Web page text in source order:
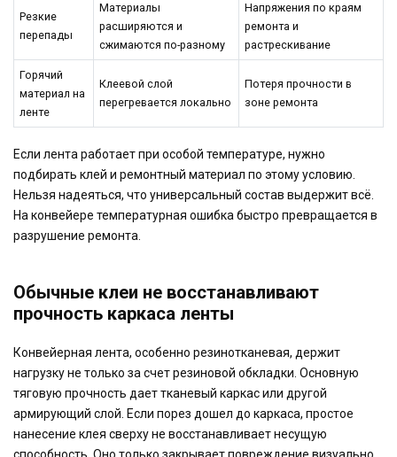
Резкие
перепады
Материалы
расширяются и
сжимаются по-разному
Напряжения по краям
ремонта и
растрескивание
Горячий
материал на
ленте
Клеевой слой
перегревается локально
Потеря прочности в
зоне ремонта
Если лента работает при особой температуре, нужно
подбирать клей и ремонтный материал по этому условию.
Нельзя надеяться, что универсальный состав выдержит всё.
На конвейере температурная ошибка быстро превращается в
разрушение ремонта.
Обычные клеи не восстанавливают
прочность каркаса ленты
Конвейерная лента, особенно резинотканевая, держит
нагрузку не только за счет резиновой обкладки. Основную
тяговую прочность дает тканевый каркас или другой
армирующий слой. Если порез дошел до каркаса, простое
нанесение клея сверху не восстанавливает несущую
способность. Оно только закрывает повреждение визуально.